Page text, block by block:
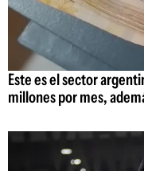
Este es el sector
millones por mes,